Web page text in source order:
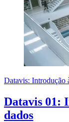
Datavis: Introdução
Datavis 01:
dados